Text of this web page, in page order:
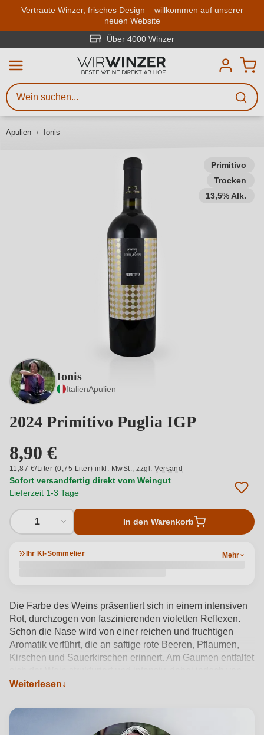
Zum Hauptinhalt springen
Vertraute Winzer, frisches Design – willkommen auf unserer
neuen Website
Über 4000 Winzer
Apulien Ionis
Primitivo
Trocken
13,5% Alk.
Ionis
ItalienApulien
2024 Primitivo Puglia IGP
8,90 €
11,87 €/Liter (0,75 Liter) inkl. MwSt.,zzgl.Versand
Sofort versandfertig direkt vom Weingut
Lieferzeit 1-3 Tage
1 In den Warenkorb
Ihr KI-Sommelier Mehr
Die Farbe des Weins präsentiert sich in einem intensiven
Rot, durchzogen von faszinierenden violetten Reflexen.
Schon die Nase wird von einer reichen und fruchtigen
Aromatik verführt, die an saftige rote Beeren, Pflaumen,
Kirschen und Sauerkirschen erinnert. Am Gaumen entfaltet
außergewöhnlicher Ausgewogenheit geprägt. Er wirkt
vollends harmonisch abrundet.
Weiterlesen
Weinsuche
Mindestens 3 Zeichen eingeben
Beschreiben Sie, welchen Wein
Sie suchen – ob nach Geschmack,